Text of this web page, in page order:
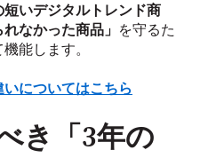
短いデジタルトレンド商
なかった商品」 を守るた
能します。
についてはこちら
き「3年の